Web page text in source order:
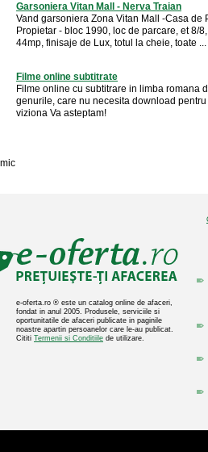
Garsoniera Vitan Mall - Nerva Traian
Vand garsoniera Zona Vitan Mall -Casa de
Propietar - bloc 1990, loc de parcare, et 8/
44mp, finisaje de Lux, totul la cheie, toate ...
Filme online subtitrate
Filme online cu subtitrare in limba romana
genurile, care nu necesita download pentru
viziona Va asteptam!
mic
e-oferta.ro ® este un catalog online de afaceri,
fondat in anul 2005. Produsele, serviciile si
oportunitatile de afaceri publicate in paginile
noastre apartin persoanelor care le-au publicat.
Cititi Termenii si Conditiile de utilizare.